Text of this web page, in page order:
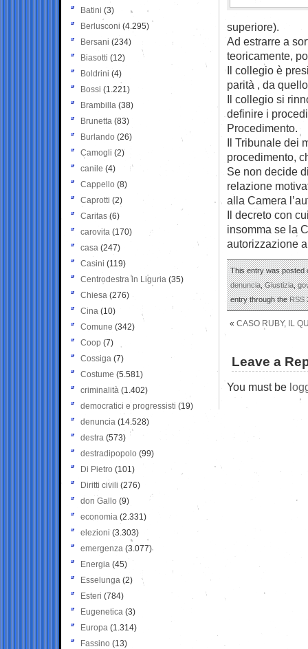
superiore).
Ad estrarre a
teoricamente,
Il collegio è
parità , da
Il collegio si
definire i
Procedimento.
Il Tribunale dei
procedimento,
Se non decide
relazione
alla Camera
Il decreto con
insomma se la
autorizzazione
This entry was posted
denuncia,Giustizia,
entry through theRSS
« CASO RUBY, IL
Leave a
You must be
Batini (3)
Berlusconi (4.295)
Bersani (234)
Biasotti (12)
Boldrini (4)
Bossi (1.221)
Brambilla (38)
Brunetta (83)
Burlando (26)
Camogli (2)
canile (4)
Cappello (8)
Caprotti (2)
Caritas (6)
carovita (170)
casa (247)
Casini (119)
Centrodestra in Liguria (35)
Chiesa (276)
Cina (10)
Comune (342)
Coop (7)
Cossiga (7)
Costume (5.581)
criminalità (1.402)
democratici e progressisti (19)
denuncia (14.528)
destra (573)
destradipopolo (99)
Di Pietro (101)
Diritti civili (276)
don Gallo (9)
economia (2.331)
elezioni (3.303)
emergenza (3.077)
Energia (45)
Esselunga (2)
Esteri (784)
Eugenetica (3)
Europa (1.314)
Fassino (13)